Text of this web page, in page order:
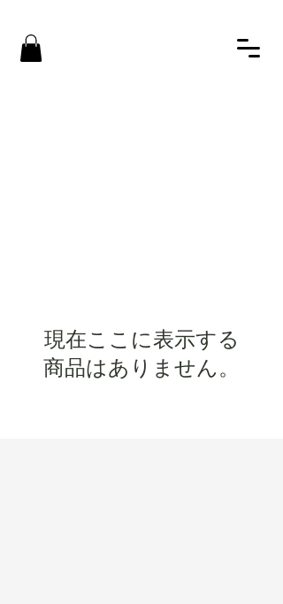
現在ここに表示する
商品はありません。